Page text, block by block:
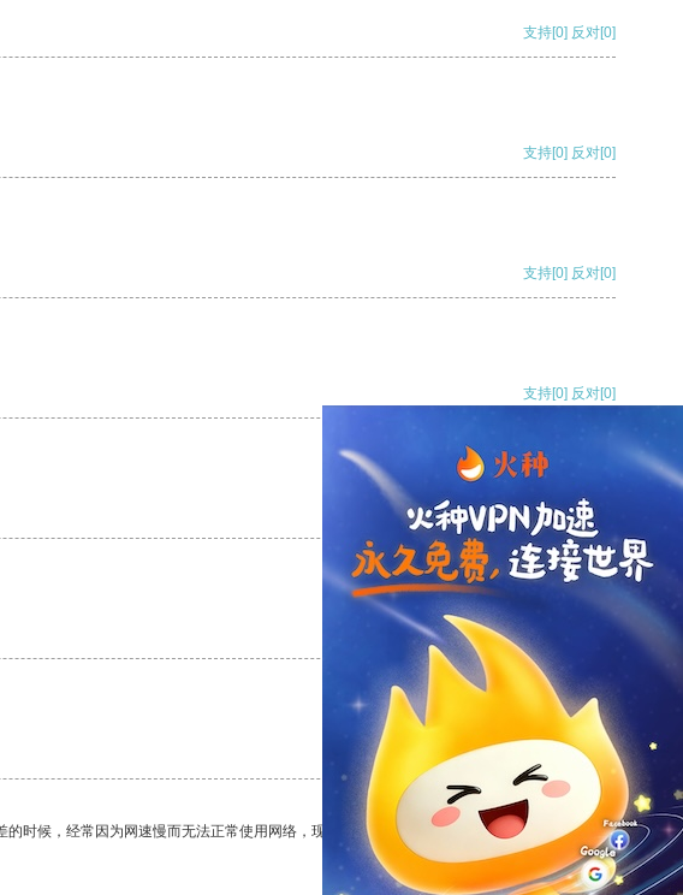
支持[0] 反对[0]
支持[0] 反对[0]
支持[0] 反对[0]
支持[0] 反对[0]
支持[0] 反对
支持
反对 [0]
时候，经常因为网速慢而无法正常使用网络，现在有了这个app，我再也不用担心了。
支持[0] 反对[0]